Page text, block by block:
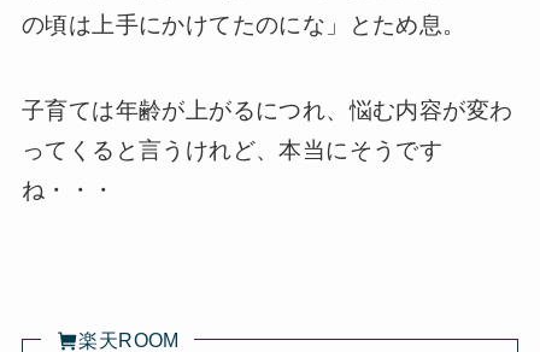
の頃は上手にかけてたのにな」とため息。
子育ては年齢が上がるにつれ、悩む内容が変わ
ってくると言うけれど、本当にそうです
ね・・・
楽天ROOM